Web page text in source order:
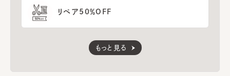
リペア50％OFF
もっと見る